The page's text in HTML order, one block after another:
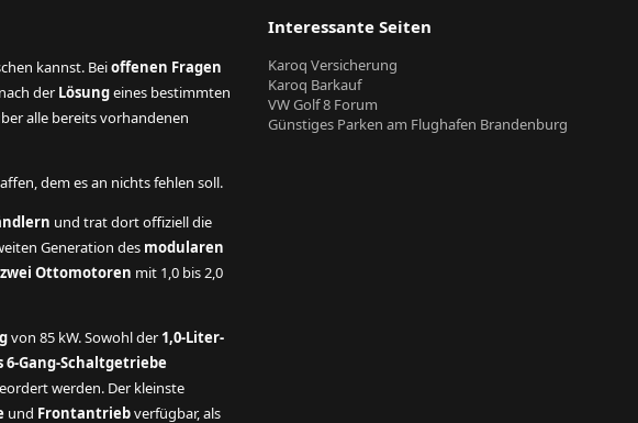
kannst. Beioffenen Fragen
der Lösungeines bestimmten
alle bereits vorhandenen
dem es an nichts fehlen soll.
und trat dort offiziell die
Generation des modularen
zwei Ottomotoren mit 1,0 bis 2,0
von 85 kW. Sowohl der 1,0-Liter-
6-Gang-Schaltgetriebe
werden. Der kleinste
und Frontantriebverfügbar, als
Interessante Seiten
Karoq Versicherung
Karoq Barkauf
VW Golf 8 Forum
Günstiges Parken am Flughafen Brandenburg